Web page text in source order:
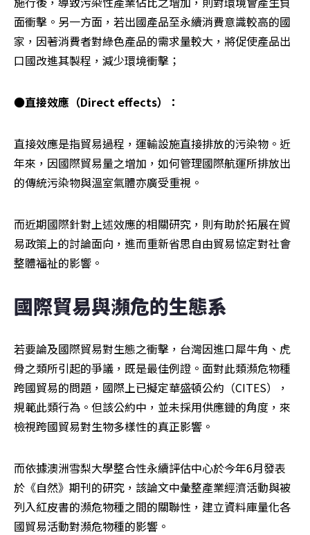
面衝擊。另一方面，若出國產品至永續消費意識較高的國
家，因著消費者對綠色產品的需求量較大，將促使產品出
口國改進其製程，減少環境衝擊；
●直接效應（Direct effects）：
直接效應是指貿易過程，運輸設施直接排放的污染物。近
年來，因國際貿易量之增加，如何管理國際航運所排放出
的傳統污染物與溫室氣體亦廣受重視。
而近期國際針對上述效應的相關研究，則有助於拓展在貿
易政策上的討論面向，進而重新省思自由貿易協定對社會
整體福祉的影響。
國際貿易與瀕危的生態系
若要論及國際貿易對生態之衝擊，台灣因進口犀牛角、虎
骨之類所引起的爭議，既是最佳例證。面對此類瀕危物種
跨國貿易的問題，國際上已擬定華盛頓公約（CITES），
規範此類行為。但該公約中，並未採用供應鏈的角度，來
檢視跨國貿易對生物多樣性的真正影響。
而依據澳洲雪梨大學整合性永續評估中心於今年6月發表
於《自然》期刊的研究，該論文中彙整產業經濟活動與被
列入紅皮書的瀕危物種之間的關聯性，建立資料庫量化各
國貿易活動對瀕危物種的影響。